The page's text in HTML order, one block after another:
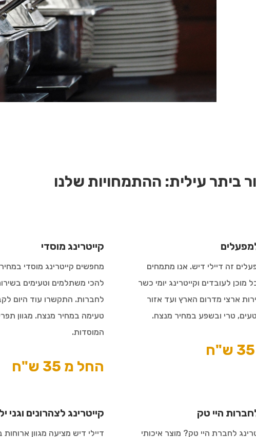
ביתר עילית: ההתמחויות שלנו
קייטרינג מוסדי
מחפשים קייטרינג מוסדי
להכי משתלמים וטעימים
לחברות. התקשרו עוד היום
טעימה במחיר מנצח. מגוון
המוסדות.
החל מ 35 ש"ח
זה דיילי דיש. אנו מתמחים
לעובדים וקייטרינג יומי כשר
ארצי מדרום הארץ ועד אזור
טעים, טרי ובשפע במחיר מנצח.
קייטרינג לצהרונים וגני
דיילי דיש מציעה מגוון ארוחות
היי טק
לחברת היי טק? מוצר איכותי